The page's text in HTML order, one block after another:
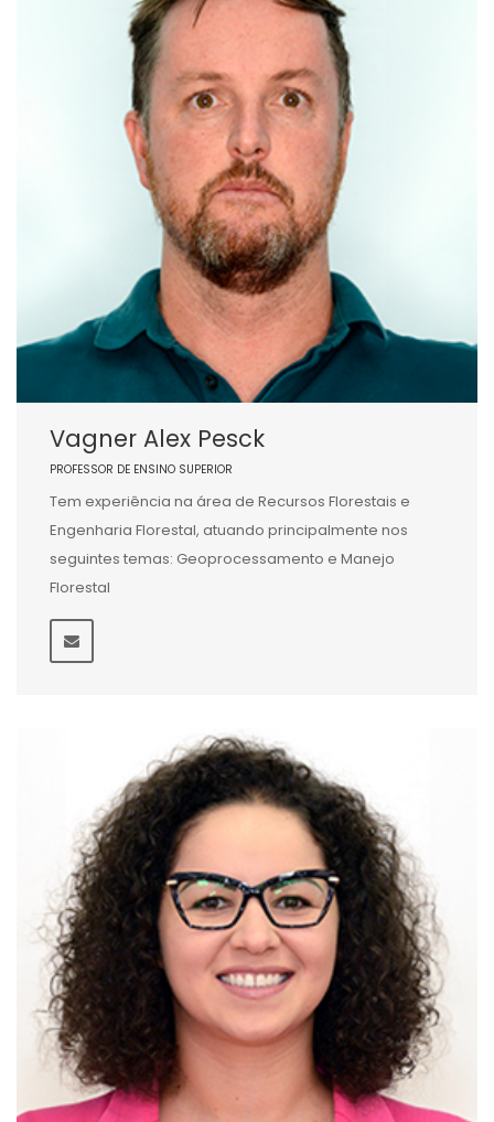
Vagner Alex Pesck
PROFESSOR DE ENSINO SUPERIOR
Tem experiência na área de Recursos Florestais e
Engenharia Florestal, atuando principalmente nos
seguintes temas: Geoprocessamento e Manejo
Florestal